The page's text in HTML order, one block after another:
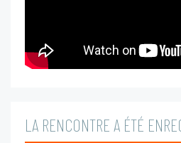
LA RENCONTRE A ÉTÉ